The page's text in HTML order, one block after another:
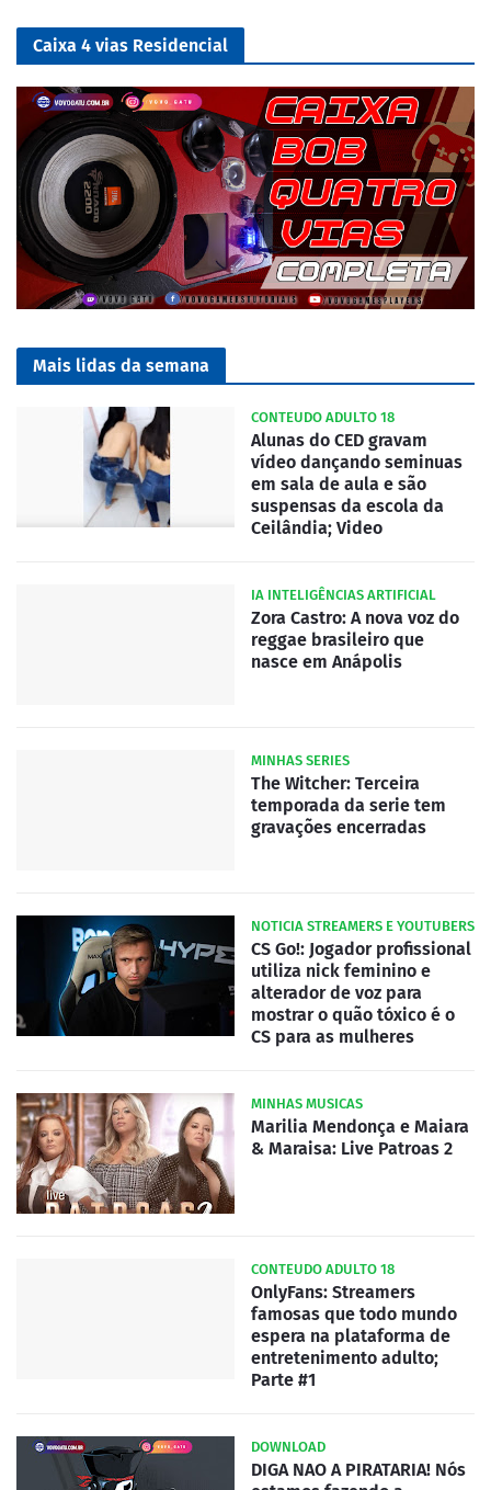
Caixa 4 vias Residencial
Mais lidas da semana
CONTEUDO ADULTO 18
Alunas do CED gravam
vídeo dançando seminuas
em sala de aula e são
suspensas da escola da
Ceilândia; Video
IA INTELIGÊNCIAS ARTIFICIAL
Zora Castro: A nova voz do
reggae brasileiro que
nasce em Anápolis
MINHAS SERIES
The Witcher: Terceira
temporada da serie tem
gravações encerradas
NOTICIA STREAMERS E YOUTUBERS
CS Go!: Jogador profissional
utiliza nick feminino e
alterador de voz para
mostrar o quão tóxico é o
CS para as mulheres
MINHAS MUSICAS
Marilia Mendonça e Maiara
& Maraisa: Live Patroas 2
CONTEUDO ADULTO 18
OnlyFans: Streamers
famosas que todo mundo
espera na plataforma de
entretenimento adulto;
Parte #1
DOWNLOAD
DIGA NAO A PIRATARIA! Nós